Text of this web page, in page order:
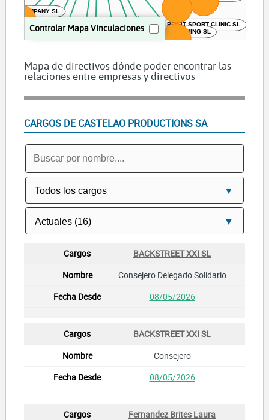
Controlar Mapa Vinculaciones
PEDROSA SA
DMC COMPANY SL
BE FIT SPORT CLINIC SL
CASTELAO PICTURES SL
CYCLING TRAINING SL
AGILES 24 SL
ALMACEN DE CHAPAS ROSEVI SL
ANIMACION DEPORTE Y OCIO SEVILLA SL
SL
FERRETERIA QUINES SL
Mapa de directivos dónde poder encontrar las
relaciones entre empresas y directivos
CARGOS DE CASTELAO PRODUCTIONS SA
BACKSTREET XXI SL
Consejero Delegado Solidario
08/05/2026
BACKSTREET XXI SL
Consejero
08/05/2026
Fernandez Brites Laura